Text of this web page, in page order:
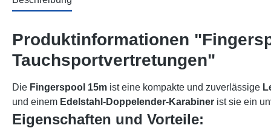
Produktinformationen
Tauchsportvertretungen"
Die Fingerspool 15m ist eine kompakte und zuverlässige
und einem Edelstahl-Doppelender-Karabiner ist sie ein
Eigenschaften und Vorteile: